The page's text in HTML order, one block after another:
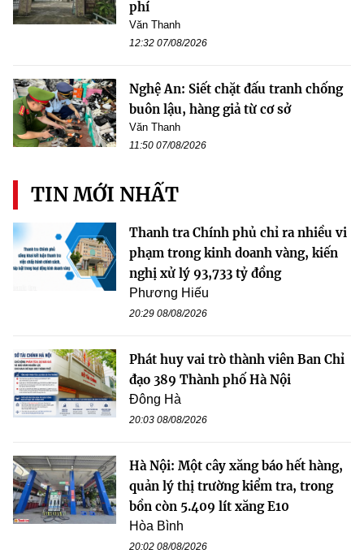
phí
Văn Thanh
12:32 07/08/2026
Nghệ An: Siết chặt đấu tranh chống
buôn lậu, hàng giả từ cơ sở
Văn Thanh
11:50 07/08/2026
TIN MỚI NHẤT
Thanh tra Chính phủ chỉ ra nhiều vi
phạm trong kinh doanh vàng, kiến
nghị xử lý 93,733 tỷ đồng
Phương Hiếu
20:29 08/08/2026
Phát huy vai trò thành viên Ban Chỉ
đạo 389 Thành phố Hà Nội
Đông Hà
20:03 08/08/2026
Hà Nội: Một cây xăng báo hết hàng,
quản lý thị trường kiểm tra, trong
bồn còn 5.409 lít xăng E10
Hòa Bình
20:02 08/08/2026